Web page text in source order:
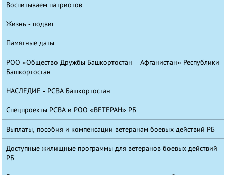
Воспитываем патриотов
Жизнь - подвиг
Памятные даты
РОО «Общество Дружбы Башкортостан – Афганистан» Республики
Башкортостан
НАСЛЕДИЕ - РСВА Башкортостан
Спецпроекты РСВА и РОО «ВЕТЕРАН» РБ
Выплаты, пособия и компенсации ветеранам боевых действий РБ
Доступные жилищные программы для ветеранов боевых действий
РБ